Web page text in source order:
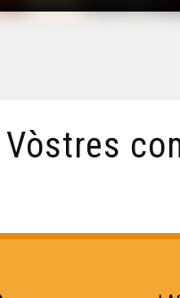
Vòstres